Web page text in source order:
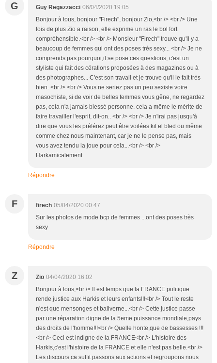
G Guy Regazzacci 06/04/2020 19:05
Bonjour à tous, bonjour "Firech", bonjour Zio,<br /> <br /> Une
fois de plus Zio a raison, elle exprime un ras le bol fort
compréhensible.<br /> <br /> Monsieur "Firech" trouve qu'il y a
beaucoup de femmes qui ont des poses très sexy... <br /> Je ne
comprends pas pourquoi,il se pose ces questions, c'est un
styliste qui fait des cérations proposées à des magazines ou à
des photographes... C'est son travail et je trouve qu'il le fait très
bien. <br /> <br /> Vous ne seriez pas un peu sexiste voire
masochiste, si de voir de belles femmes vous gêne, ne regardez
pas, cela n'a jamais blessé personne. cela a même le mérite de
faire travailler l'esprit, dit-on.. <br /> <br /> Je n'irai pas jusqu'à
dire que vous les préférez peut être voilées kif el bled ou même
comme chez nous maintenant, car je ne le pense pas, mais
vous avez tendu la joue pour cela...<br /> <br />
Harkamicalement.
Répondre
F firech 05/04/2020 00:47
Sur les photos de mode bcp de femmes ...ont des poses très
sexy
Répondre
Z Zio 04/04/2020 16:02
Bonjour à tous,<br /> Il est temps que la FRANCE politique
rende justice aux Harkis et leurs enfants!!!<br /> Tout le reste
n'est que mensonges et baliverne...<br /> Cette justice passe
par une réparation digne de la 5eme puissance mondiale,pays
des droits de l'homme!!!<br /> Quelle honte,que de bassesses !!!
<br /> Ceci est indigne de la FRANCE<br /> L'histoire des
Harkis,c'est l'histoire de la FRANCE et elle n'est pas belle.<br />
Les discours ca suffit passons aux actions et regroupons nous